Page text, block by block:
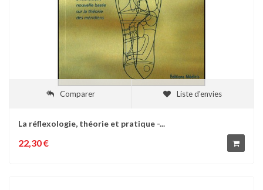
Comparer Liste d'envies
La réflexologie, théorie et pratique -...
22,30 €